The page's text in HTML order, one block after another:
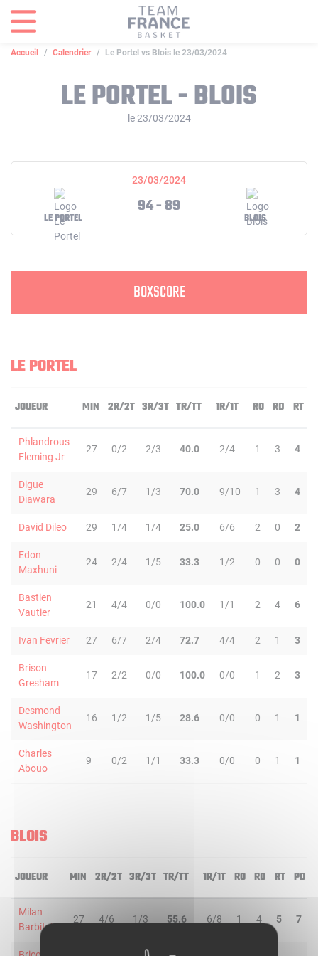
Accueil Calendrier Le Portel vs Blois le 23/03/2024
LE PORTEL - BLOIS
le 23/03/2024
23/03/2024
LE PORTEL
94 - 89
BLOIS
BOXSCORE
LE PORTEL
JOUEUR MIN 2R/2T 3R/3T TR/TT 1R/1T RO RD RT
Phlandrous
Fleming Jr
27 0/2 2/3 40.0 2/4 1 3 4
Digue
Diawara
29 6/7 1/3 70.0 9/10 1 3 4
David Dileo 29 1/4 1/4 25.0 6/6 2 0 2
Edon
Maxhuni
24 2/4 1/5 33.3 1/2 0 0 0
Bastien
Vautier
21 4/4 0/0 100.0 1/1 2 4 6
Ivan Fevrier 27 6/7 2/4 72.7 4/4 2 1 3
Brison
Gresham
17 2/2 0/0 100.0 0/0 1 2 3
Desmond
Washington
16 1/2 1/5 28.6 0/0 0 1 1
Charles
Abouo
9 0/2 1/1 33.3 0/0 0 1 1
BLOIS
JOUEUR MIN 2R/2T 3R/3T TR/TT 1R/1T RO RD RT PD
Milan
Barbitch
27 4/6 1/3 55.6 6/8 1 4 5 7
Panneau de gestion des cookies